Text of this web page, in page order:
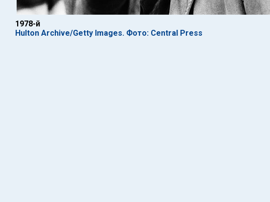
1978-й
Hulton Archive/Getty Images. Фото: Central Press